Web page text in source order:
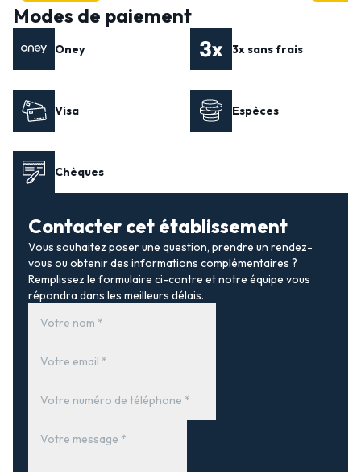
Modes de paiement
Oney 3x sans frais
Visa Espèces
Chèques
Contacter cet établissement
Vous souhaitez poser une question, prendre un rendez-
vous ou obtenir des informations complémentaires ?
Remplissez le formulaire ci-contre et notre équipe vous
répondra dans les meilleurs délais.